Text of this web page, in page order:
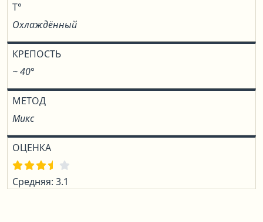
T°
Охлаждённый
КРЕПОСТЬ
~ 40°
МЕТОД
Микс
ОЦЕНКА
Средняя: 3.1